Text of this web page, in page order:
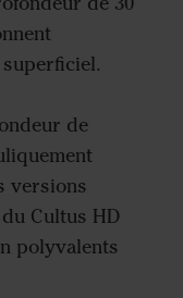
de
versions
Cultus HD
polyvalents